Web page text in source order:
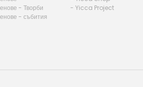
- Творби
- събития
- Yicca Project